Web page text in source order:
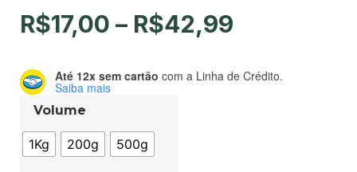
R$17,00 – R$42,99
Até 12x sem cartão com a Linha de Crédito.
Saiba mais
Volume
1Kg 200g 500g